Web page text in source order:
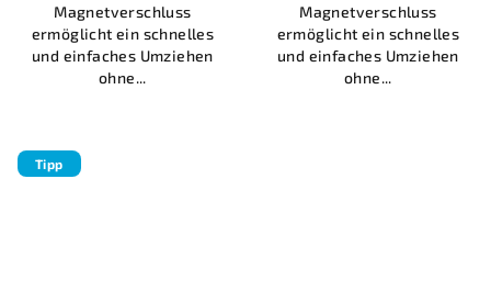
Magnetverschluss
ermöglicht ein schnelles
und einfaches Umziehen
ohne...
Magnetverschluss
ermöglicht ein schnelles
und einfaches Umziehen
ohne...
Tipp